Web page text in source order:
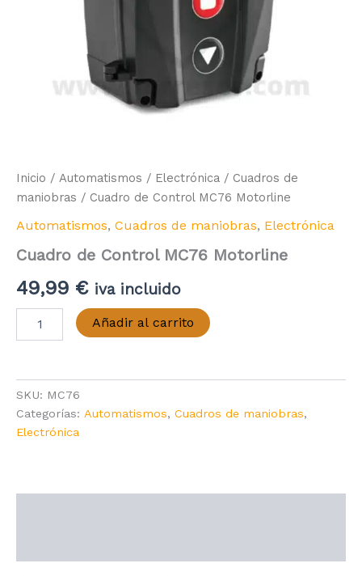
Inicio / Automatismos / Electrónica / Cuadros de
maniobras / Cuadro de Control MC76 Motorline
Automatismos, Cuadros de maniobras, Electrónica
Cuadro de Control MC76 Motorline
49,99 € iva incluido
Motorline
cantidad
Añadir al carrito
SKU: MC76
Categorías: Automatismos, Cuadros de maniobras,
Electrónica